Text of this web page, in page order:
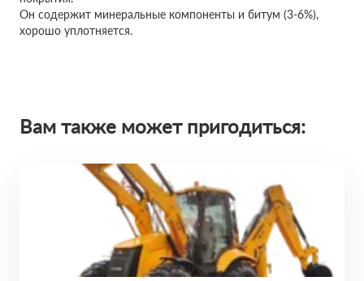
Он содержит минеральные компоненты и битум (3-6%),
хорошо уплотняется.
Вам также может пригодиться: